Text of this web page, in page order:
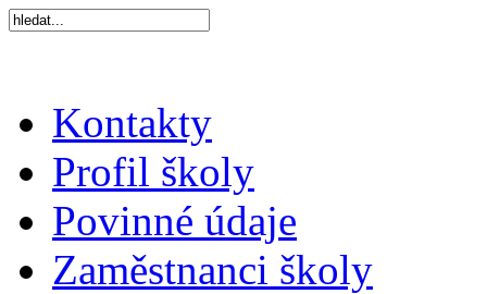
Kontakty
Profil školy
Povinné údaje
Zaměstnanci školy